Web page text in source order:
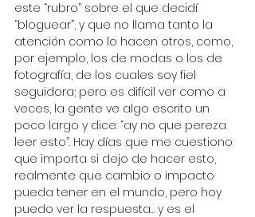
este “rubro” sobre el que decidí
“bloguear”, y que no llama tanto la
atención como lo hacen otros, como,
por ejemplo, los de modas o los de
fotografía, de los cuales soy fiel
seguidora; pero es difícil ver como a
veces, la gente ve algo escrito un
poco largo y dice: “ay no que pereza
leer esto”. Hay días que me cuestiono
que importa si dejo de hacer esto,
realmente que cambio o impacto
pueda tener en el mundo, pero hoy
puedo ver la respuesta… y es el